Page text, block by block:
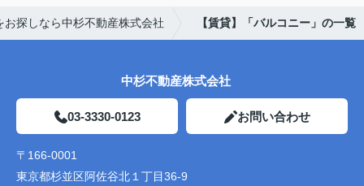
探しなら中杉不動産株式会社 【賃貸】「バルコニー」の一覧
中杉不動産株式会社
03-3330-0123 お問い合わせ
〒166-0001
東京都杉並区阿佐谷北１丁目36-9